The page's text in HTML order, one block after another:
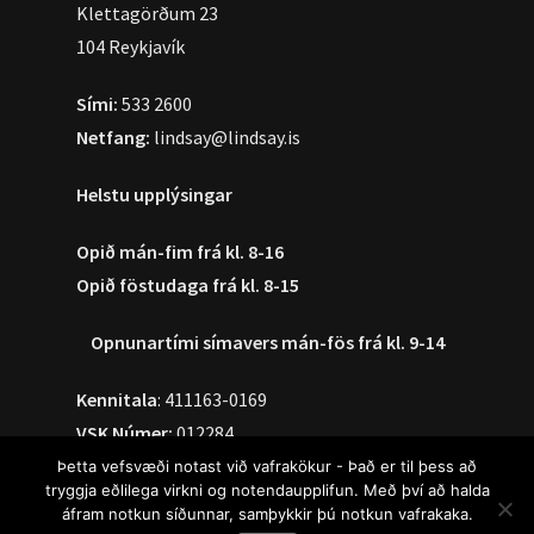
Klettagörðum 23
104 Reykjavík
Sími: 533 2600
Netfang: lindsay@lindsay.is
Helstu upplýsingar
Opið mán-fim frá kl. 8-16
Opið föstudaga frá kl. 8-15
Opnunartími símavers mán-fös frá kl. 9-14
Kennitala: 411163-0169
VSK Númer: 012284
Skilmálar vefverslunar
Þetta vefsvæði notast við vafrakökur - Það er til þess að
tryggja eðlilega virkni og notendaupplifun. Með því að halda
áfram notkun síðunnar, samþykkir þú notkun vafrakaka.